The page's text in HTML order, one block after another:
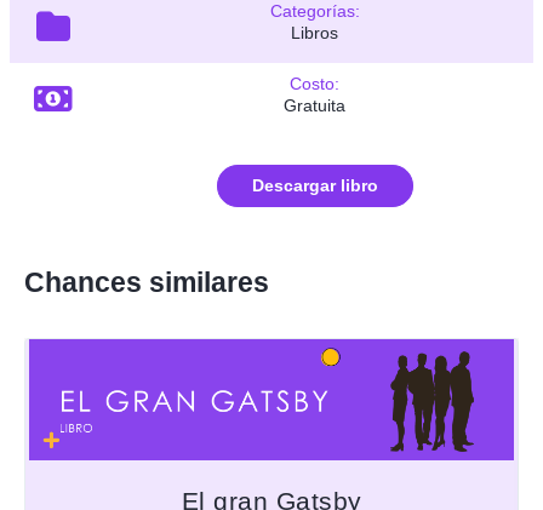
Categorías:
Libros
Costo:
Gratuita
Descargar libro
Chances similares
El gran Gatsby